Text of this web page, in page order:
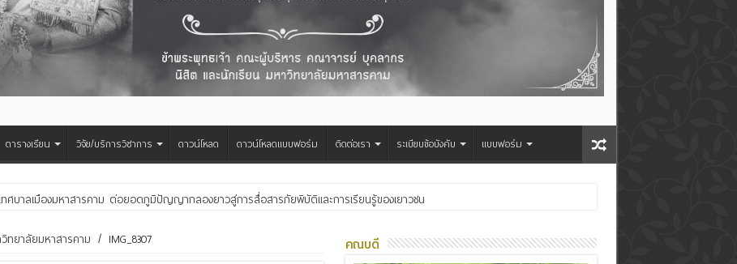
ตารางเรียน วิจัย/บริการวิชาการ ดาวน์โหลด ดาวน์โหลดแบบฟอร์ม ติดต่อเรา ระเบียบข้อบังคับ แบบฟอร์ม
บาลเมืองมหาสารคาม ต่อยอดภูมิปัญญากลองยาวสู่การสื่อสารภัยพิบัติและการเรียนรู้ของเยาวชน
ลผลิต สร้างรายได้และเป็นมิตรต่อสิ่งแวดล้อม
ทยาลัยมหาสารคาม / IMG_8307 คณบดี